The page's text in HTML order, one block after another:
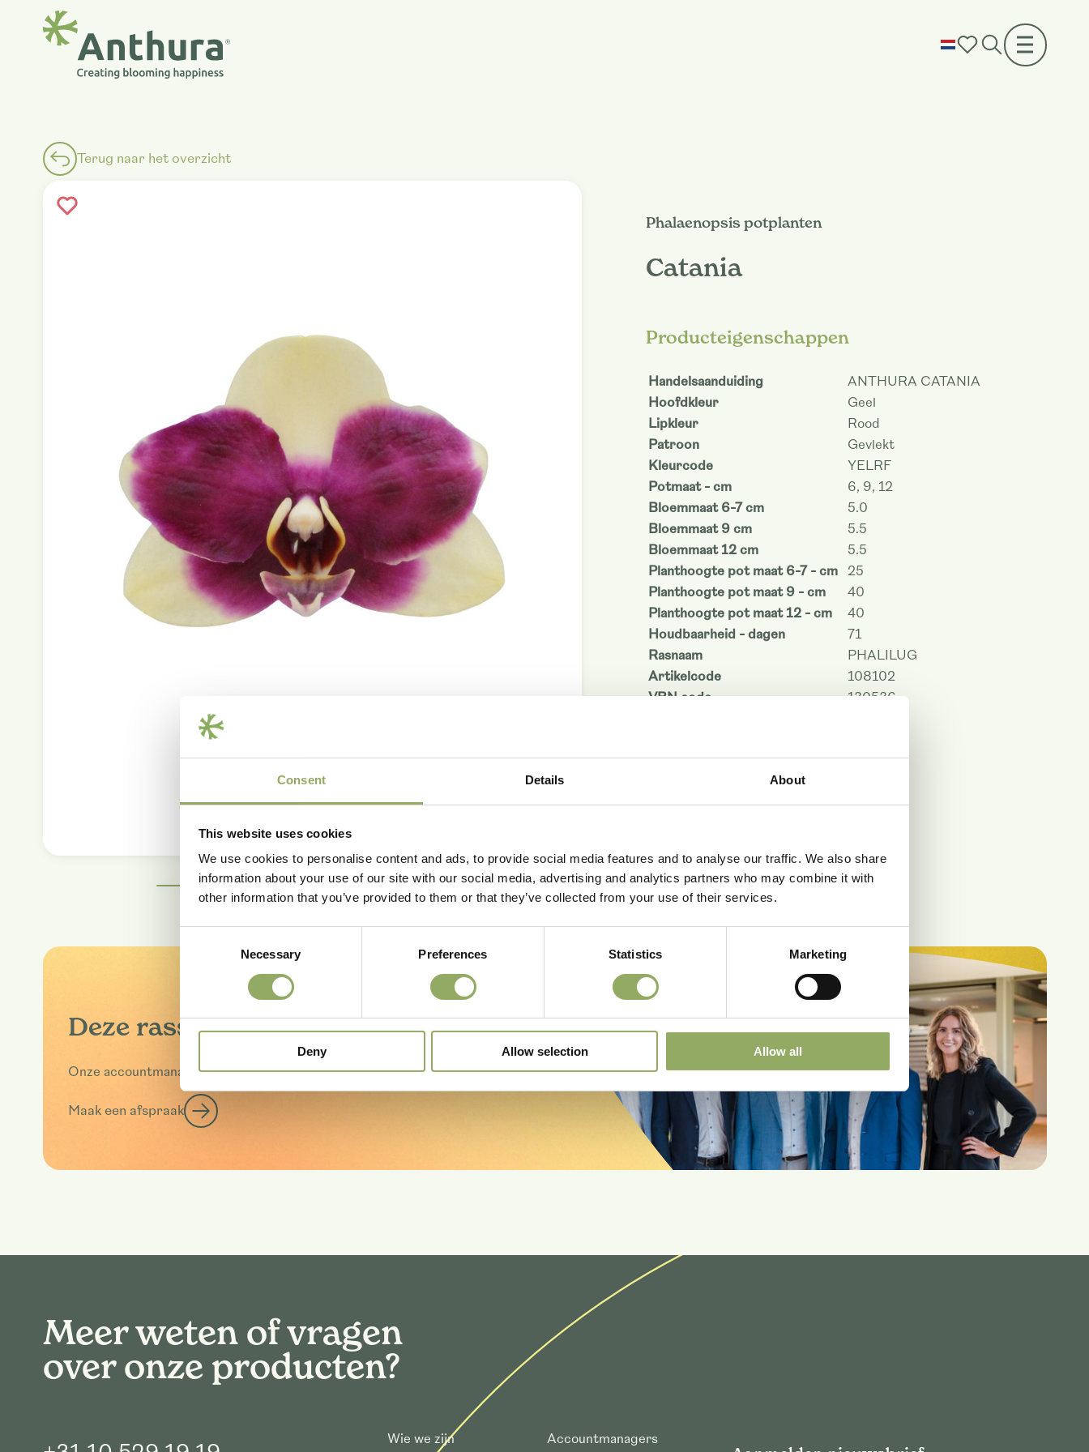
Consent Details About
This website uses cookies
We use cookies to personalise content and ads, to provide social media features and to analyse our traffic. We also share
information about your use of our site with our social media, advertising and analytics partners who may combine it with
other information that you’ve provided to them or that they’ve collected from your use of their services.
Necessary Preferences Statistics Marketing
Deny Allow selection Allow all
Terug naar het overzicht
Phalaenopsis potplanten
Catania
Producteigenschappen
Handelsaanduiding
ANTHURA CATANIA
Hoofdkleur
Geel
Lipkleur
Rood
Patroon
Gevlekt
Kleurcode
YELRF
Potmaat - cm
6, 9, 12
Bloemmaat 6-7 cm
5.0
Bloemmaat 9 cm
5.5
Bloemmaat 12 cm
5.5
Planthoogte pot maat 6-7 - cm
25
Planthoogte pot maat 9 - cm
40
Planthoogte pot maat 12 - cm
40
Houdbaarheid - dagen
71
Rasnaam
PHALILUG
Artikelcode
108102
VBN code
130536
Deze rassen in het echt zien?
Onze accountmanagers vertellen jou graag meer.
Maak een afspraak
Meer weten of vragen
over onze producten?
Wie we zijn Accountmanagers